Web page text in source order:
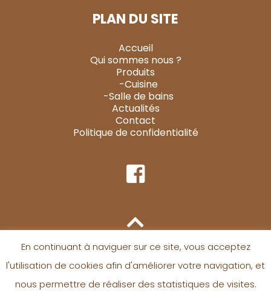
PLAN DU SITE
Accueil
Qui sommes nous ?
Produits
-Cuisine
-Salle de bains
Actualités
Contact
Politique de confidentialité
En continuant à naviguer sur ce site, vous acceptez
l'utilisation de cookies afin d'améliorer votre navigation, et
nous permettre de réaliser des statistiques de visites.